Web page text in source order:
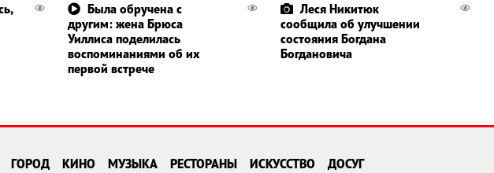
Была обручена с
другим: жена Брюса
Уиллиса поделилась
воспоминаниями об их
первой встрече
Леся Никитюк
сообщила об улучшении
состояния Богдана
Богдановича
ГОРОД КИНО МУЗЫКА РЕСТОРАНЫ ИСКУССТВО ДОСУГ